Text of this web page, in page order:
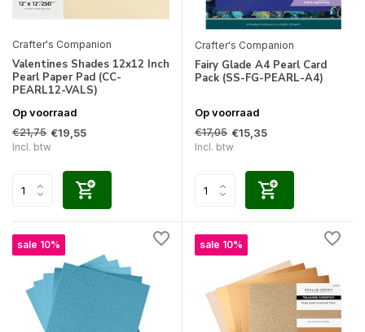
Crafter's Companion
Valentines Shades 12x12 Inch
Pearl Paper Pad (CC-
PEARL12-VALS)
Op voorraad
€21,75 €19,55
Incl. btw
Crafter's Companion
Fairy Glade A4 Pearl Card
Pack (SS-FG-PEARL-A4)
Op voorraad
€17,05 €15,35
Incl. btw
sale 10% sale 10%